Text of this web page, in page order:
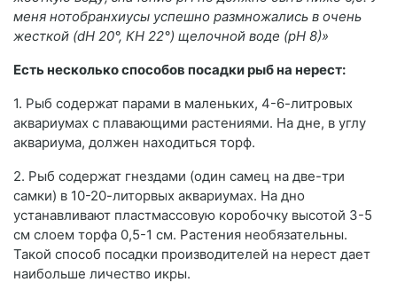
меня нотобранхиусы успешно размножались в очень
жесткой (dН 20°, КН 22°) щелочной воде (рН 8)»
Есть несколько способов посадки рыб на нерест:
1. Рыб содержат парами в маленьких, 4-6-литровых
аквариумах с плавающими растениями. На дне, в углу
аквариума, должен находиться торф.
2. Рыб содержат гнездами (один самец на две-три
самки) в 10-20-литорвых аквариумах. На дно
устанавливают пластмассовую коробочку высотой 3-5
см слоем торфа 0,5-1 см. Растения необязательны.
Такой способ посадки производителей на нерест дает
наибольше личество икры.